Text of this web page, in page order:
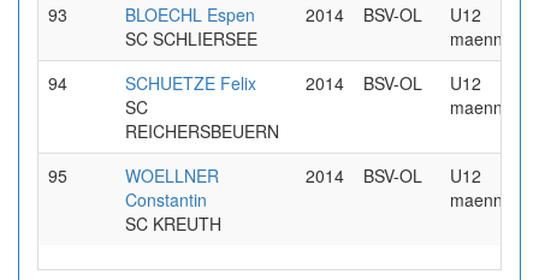
93
BLOECHL Espen
SC SCHLIERSEE
2014 BSV-OL
U12
maennlich
94
SCHUETZE Felix
SC
REICHERSBEUERN
2014 BSV-OL
U12
maennlich
95
WOELLNER
Constantin
SC KREUTH
2014 BSV-OL
U12
maennlich